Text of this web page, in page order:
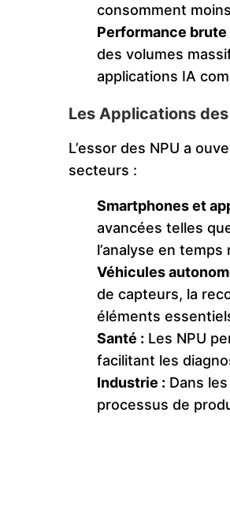
consomment
Performance brute
des volumes
applications IA
Les Applications des
L’essor des NPU a
secteurs :
Smartphones et
avancées telles
l’analyse en
Véhicules
de capteurs, la
éléments
Santé : Les NPU
facilitant les
Industrie : Dans
processus de